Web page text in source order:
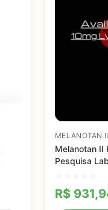
MELANOTAN II
Melanotan II
Pesquisa
R$